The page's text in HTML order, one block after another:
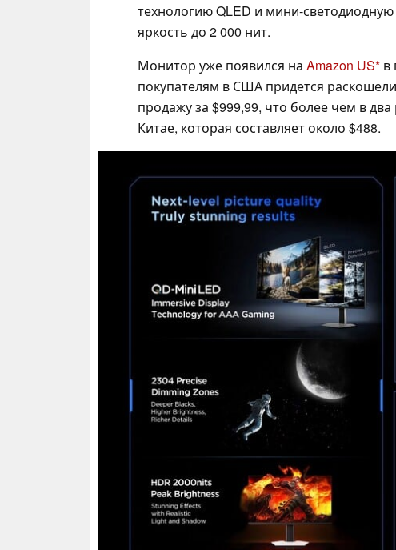
технологию QLED и мини-
яркость до 2 000 нит.
Монитор уже появился на Amazon US в
покупателям в США придется
продажу за $999,99, что более чем в
Китае, которая составляет около $488.